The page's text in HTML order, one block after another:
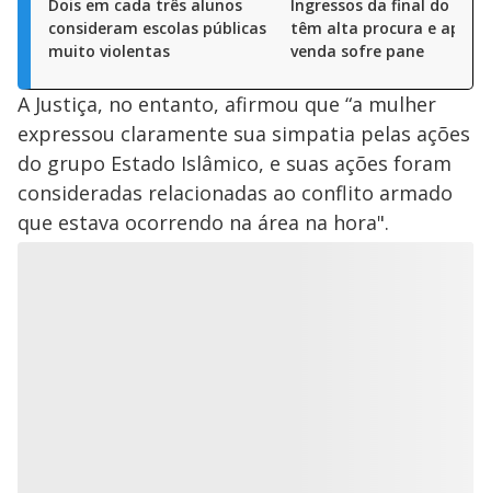
Dois em cada três alunos
consideram escolas públicas
muito violentas
Ingressos da final do
têm alta procura e app
venda sofre pane
A Justiça, no entanto, afirmou que “a mulher
expressou claramente sua simpatia pelas ações
do grupo Estado Islâmico, e suas ações foram
consideradas relacionadas ao conflito armado
que estava ocorrendo na área na hora".